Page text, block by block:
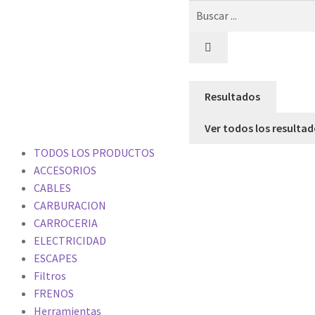
Resultados
Ver todos los
TODOS LOS PRODUCTOS
ACCESORIOS
CABLES
CARBURACION
CARROCERIA
ELECTRICIDAD
ESCAPES
Filtros
FRENOS
Herramientas